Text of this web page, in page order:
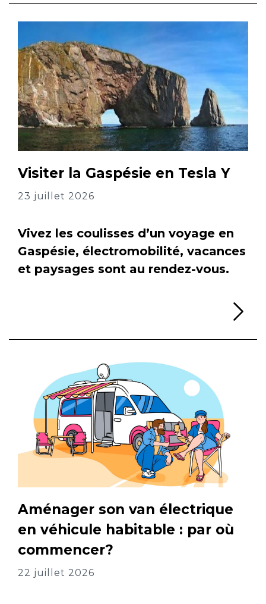
Visiter la Gaspésie en Tesla Y
23 juillet 2026
Vivez les coulisses d’un voyage en
Gaspésie, électromobilité, vacances
et paysages sont au rendez-vous.
Aménager son van électrique
en véhicule habitable : par où
commencer?
22 juillet 2026